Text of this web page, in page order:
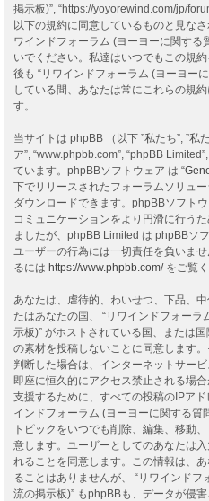
掲示板)”, “https://yoyorewind.com/jp/
以下の規約に同意しているものと見な
ワインドフォーラム (ヨーヨーに関する
いでください。私達はいつでもこの規
後も “リワインドフォーラム (ヨーヨー
している間、あなたは常にこれらの規
す。
当サイトは phpBB （以下 ”私たち”, ”私
ア”, “www.phpbb.com”, “phpBB
ています。phpBBソフトウェア は “
下でリリースされたフォーラムソリュー
ダウンロードできます。phpBBソフト
コミュニケーションをより円滑に行う
ましたが、phpBB Limited は phpBBソ
ユーザーの行為には一切責任を負いま
るには https://www.phpbb.com/をご覧く
あなたは、虐待的、わいせつ、下品、
たはあなたの国、 “リワインドフォー
示板)” がホストされている国、または
の素材を投稿しないことに同意します
判断した場合は、インターネットサー
即座に恒久的にアクセス禁止される場
支援するために、すべての投稿のIPア
インドフォーラム (ヨーヨーに関する質
トピックをいつでも削除、編集、移動
意します。ユーザーとしてのあなたは
れることを同意します。この情報は、
ることはありませんが、 “リワインド
流の掲示板)” もphpBBも、データが侵